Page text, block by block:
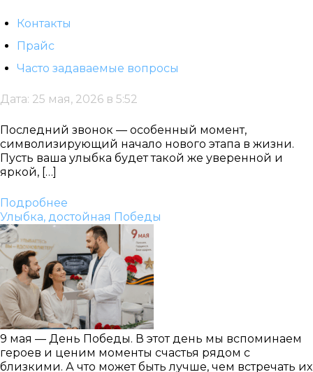
Контакты
Прайс
Часто задаваемые вопросы
Дата: 25 мая, 2026 в 5:52
Последний звонок — особенный момент,
символизирующий начало нового этапа в жизни.
Пусть ваша улыбка будет такой же уверенной и
яркой, […]
Подробнее
Улыбка, достойная Победы
9 мая — День Победы. В этот день мы вспоминаем
героев и ценим моменты счастья рядом с
близкими. А что может быть лучше, чем встречать их